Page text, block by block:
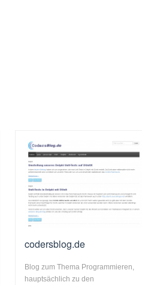
codersblog.de
Blog zum Thema Programmieren,
hauptsächlich zu den